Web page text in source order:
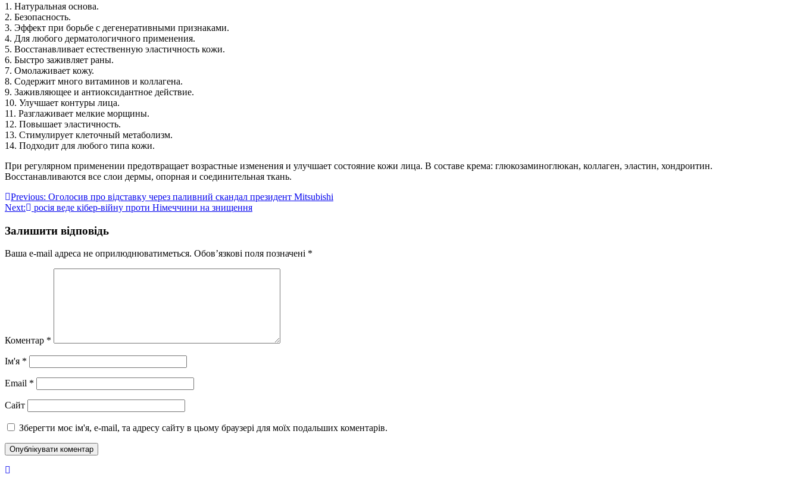
1. Натуральная основа.
2. Безопасность.
3. Эффект при борьбе с дегенеративными признаками.
4. Для любого дерматологичного применения.
5. Восстанавливает естественную эластичность кожи.
6. Быстро заживляет раны.
7. Омолаживает кожу.
8. Содержит много витаминов и коллагена.
9. Заживляющее и антиоксидантное действие.
10. Улучшает контуры лица.
11. Разглаживает мелкие морщины.
12. Повышает эластичность.
13. Стимулирует клеточный метаболизм.
14. Подходит для любого типа кожи.
При регулярном применении предотвращает возрастные изменения и улучшает состояние кожи лица. В составе крема: глюкозаминоглюкан, коллаген, эластин, хондроитин.
Восстанавливаются все слои дермы, опорная и соединительная ткань.
Навігація
записів
Previous: Оголосив про відставку через паливний скандал президент Mitsubishi
Next:
росія веде кібер-війну проти Німеччини на знищення
Залишити відповідь
Ваша e-mail адреса не оприлюднюватиметься. Обов’язкові поля позначені *
Коментар *
Ім'я *
Email *
Сайт
Зберегти моє ім'я, e-mail, та адресу сайту в цьому браузері для моїх подальших коментарів.